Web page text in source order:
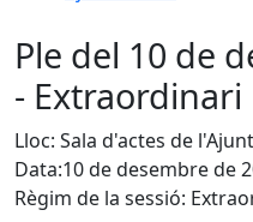
Ple del 10 de
- Extraordinari
Lloc: Sala d'actes de
Data:10 de desembre de
Règim de la sessió: